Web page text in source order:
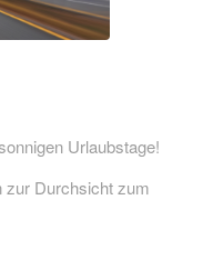
Urlaubstage!
zur Durchsicht zum